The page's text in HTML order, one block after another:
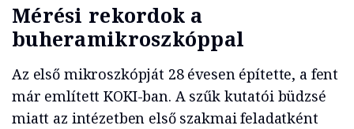
Mérési rekordok a
buheramikroszkóppal
Az első mikroszkópját 28 évesen építette, a fent
már említett KOKI-ban. A szűk kutatói büdzsé
miatt az intézetben első szakmai feladatként